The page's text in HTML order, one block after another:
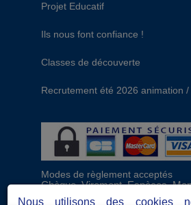
Projet Educatif
Ils nous font confiance !
Classes de découverte
Recrutement été 2026 animation /
Modes de règlement acceptés
Chèque, Virement, Espèces,
CAF, Conseil général, Chèques
Nous utilisons des cookies